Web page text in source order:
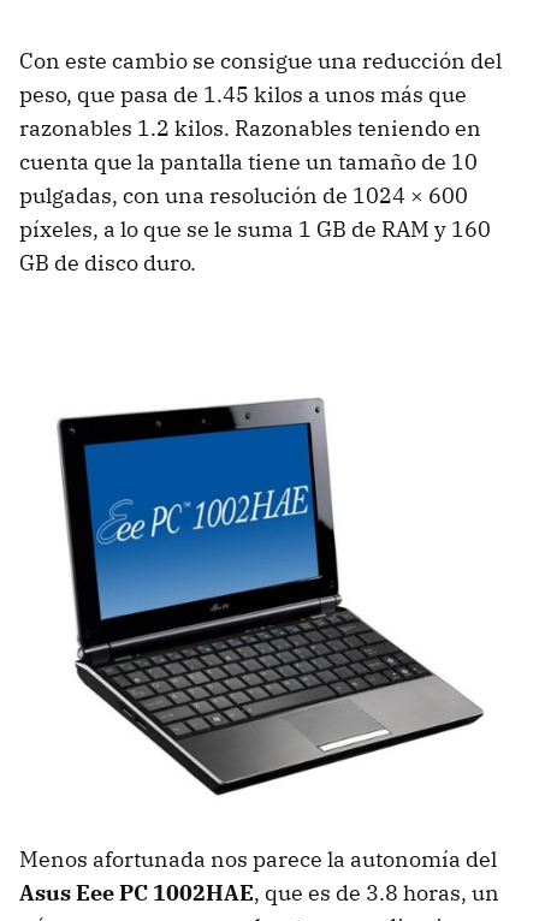
Con este cambio se consigue una reducción del
peso, que pasa de 1.45 kilos a unos más que
razonables 1.2 kilos. Razonables teniendo en
cuenta que la pantalla tiene un tamaño de 10
pulgadas, con una resolución de 1024 × 600
píxeles, a lo que se le suma 1 GB de RAM y 160
GB de disco duro.
Menos afortunada nos parece la autonomía del
Asus Eee PC 1002HAE, que es de 3.8 horas, un